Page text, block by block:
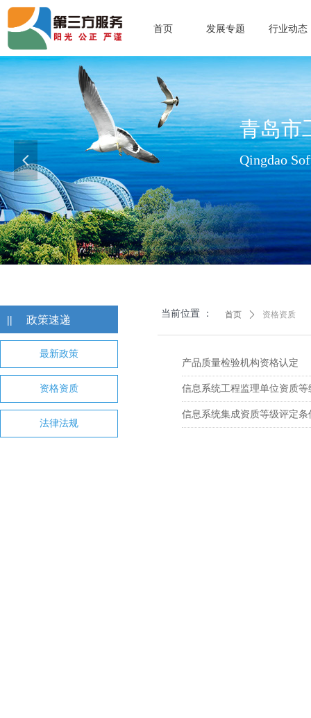
首页 发展专题 行业动态
青岛市
Qingdao
查看更多>>
넳
|| 政策速递
资格资质
法律法规
最新政策
首页 ꄲ 资格资质
当前位置 ：
产品质量检验机构资格认定
信息系统工程监理单位资质
信息系统集成资质等级评定条